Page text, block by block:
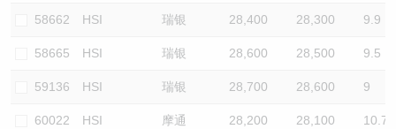
58662 HSI 瑞银 28,400 28,300 9.9
58665 HSI 瑞银 28,600 28,500 9.5
59136 HSI 瑞银 28,700 28,600 9
60022 HSI 摩通 28,200 28,100 10.7
牛熊证文件及公告
牛熊证文件及公告 (瑞信)
ADR
收市竞价变化